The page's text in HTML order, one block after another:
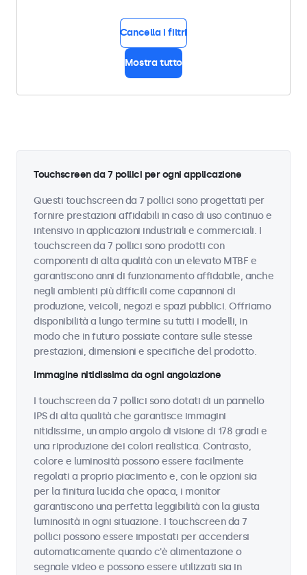
Cancella i filtri
Mostra tutto
Touchscreen da 7 pollici per ogni applicazione
Questi touchscreen da 7 pollici sono progettati per
fornire prestazioni affidabili in caso di uso continuo e
intensivo in applicazioni industriali e commerciali. I
touchscreen da 7 pollici sono prodotti con
componenti di alta qualità con un elevato MTBF e
garantiscono anni di funzionamento affidabile, anche
negli ambienti più difficili come capannoni di
produzione, veicoli, negozi e spazi pubblici. Offriamo
disponibilità a lungo termine su tutti i modelli, in
modo che in futuro possiate contare sulle stesse
prestazioni, dimensioni e specifiche del prodotto.
Immagine nitidissima da ogni angolazione
I touchscreen da 7 pollici sono dotati di un pannello
IPS di alta qualità che garantisce immagini
nitidissime, un ampio angolo di visione di 178 gradi e
una riproduzione dei colori realistica. Contrasto,
colore e luminosità possono essere facilmente
regolati a proprio piacimento e, con le opzioni sia
per la finitura lucida che opaca, i monitor
garantiscono una perfetta leggibilità con la giusta
luminosità in ogni situazione. I touchscreen da 7
pollici possono essere impostati per accendersi
automaticamente quando c'è alimentazione o
segnale video e possono essere utilizzati sia in